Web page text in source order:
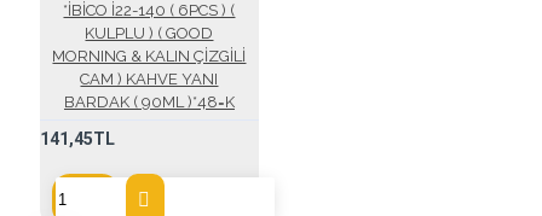
*İBİCO İ22-140 ( 6PCS ) (
KULPLU ) ( GOOD
MORNING & KALIN ÇİZGİLİ
CAM ) KAHVE YANI
BARDAK ( 90ML )*48=K
141,45TL